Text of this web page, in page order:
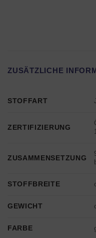
ZUSÄTZLICHE
STOFFART
ZERTIFIZIERUNG
ZUSAMMENSETZUNG
STOFFBREITE
GEWICHT
FARBE